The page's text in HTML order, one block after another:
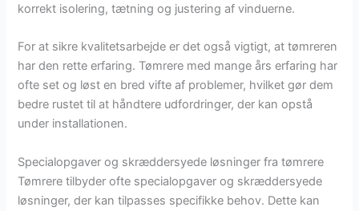
korrekt isolering, tætning og justering af vinduerne.
For at sikre kvalitetsarbejde er det også vigtigt, at tømreren
har den rette erfaring. Tømrere med mange års erfaring har
ofte set og løst en bred vifte af problemer, hvilket gør dem
bedre rustet til at håndtere udfordringer, der kan opstå
under installationen.
Specialopgaver og skræddersyede løsninger fra tømrere
Tømrere tilbyder ofte specialopgaver og skræddersyede
løsninger, der kan tilpasses specifikke behov. Dette kan